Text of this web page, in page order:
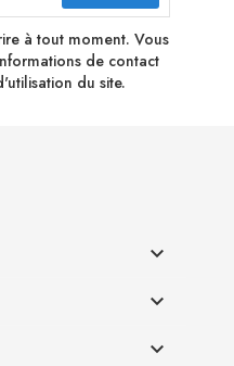
à tout moment. Vous
de contact
du site.


